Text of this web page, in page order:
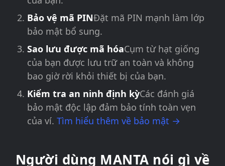
Bảo vệ mã PINĐặt mã PIN mạnh làm lớp
bảo mật bổ sung.
Sao lưu được mã hóaCụm từ hạt giống
của bạn được lưu trữ an toàn và không
bao giờ rời khỏi thiết bị của bạn.
Kiểm tra an ninh định kỳCác đánh giá
bảo mật độc lập đảm bảo tính toàn vẹn
của ví. Tìm hiểu thêm về bảo mật →
Người dùng MANTA nói gì về